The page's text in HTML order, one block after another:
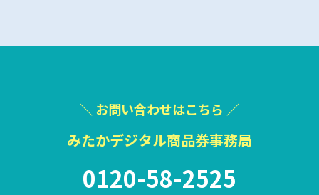
＼ お問い合わせはこちら ／
みたかデジタル商品券事務局
0120-58-2525